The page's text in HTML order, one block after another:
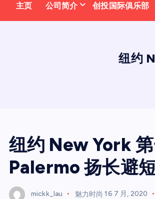
主页 公司简介 创投国际俱乐部
纽约
纽约 New York
Palermo 扬长避
mickk_lau 魅力时尚 16 7 月, 2020